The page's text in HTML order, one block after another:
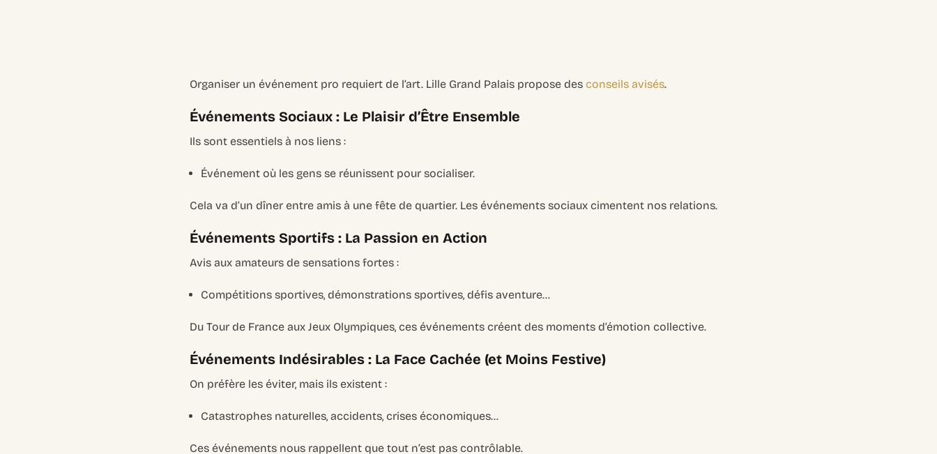
Organiser un événement pro requiert de l’art. Lille Grand Palais propose des conseils avisés.
Événements Sociaux : Le Plaisir d’Être Ensemble
Ils sont essentiels à nos liens :
Événement où les gens se réunissent pour socialiser.
Cela va d’un dîner entre amis à une fête de quartier. Les événements sociaux cimentent nos relations.
Événements Sportifs : La Passion en Action
Avis aux amateurs de sensations fortes :
Compétitions sportives, démonstrations sportives, défis aventure…
Du Tour de France aux Jeux Olympiques, ces événements créent des moments d’émotion collective.
Événements Indésirables : La Face Cachée (et Moins Festive)
On préfère les éviter, mais ils existent :
Catastrophes naturelles, accidents, crises économiques…
Ces événements nous rappellent que tout n’est pas contrôlable.